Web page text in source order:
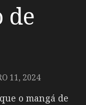
de
11, 2024
o mangá de